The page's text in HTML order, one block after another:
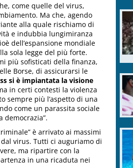
come quelle del virus,
Ma che, agendo
alla quale rischiamo di
e indubbia lungimiranza
dell’espansione mondiale
sola legge del più forte.
più sofisticati della finanza,
Borse, di assicurarsi le
si è impiantata la visione
in certi contesti la violenza
sempre più l’aspetto di una
come un parassita sociale
è arrivato ai massimi
virus. Tutti ci auguriamo di
ma ripartire con la
in una ricaduta nei